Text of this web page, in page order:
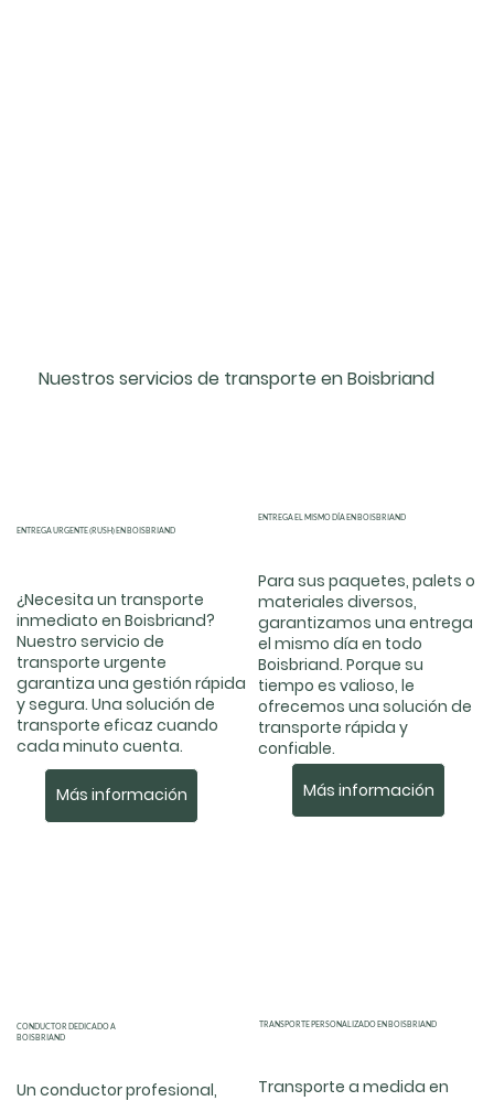
Nuestros servicios de transporte en Boisbriand
ENTREGA URGENTE (RUSH) EN BOISBRIAND
¿Necesita un transporte
inmediato en Boisbriand?
Nuestro servicio de
transporte urgente
garantiza una gestión rápida
y segura. Una solución de
transporte eficaz cuando
cada minuto cuenta.
Más información
TRANSPORTE PERSONALIZADO EN BOISBRIAND
Transporte a medida en
ENTREGA EL MISMO DÍA EN BOISBRIAND
Para sus paquetes, palets o
materiales diversos,
garantizamos una entrega
el mismo día en todo
Boisbriand. Porque su
tiempo es valioso, le
ofrecemos una solución de
transporte rápida y
confiable.
Más información
CONDUCTOR DEDICADO A
BOISBRIAND
Un conductor profesional,